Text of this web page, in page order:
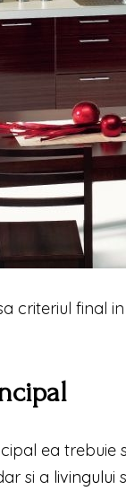
criteriul final
ea
si a livingului